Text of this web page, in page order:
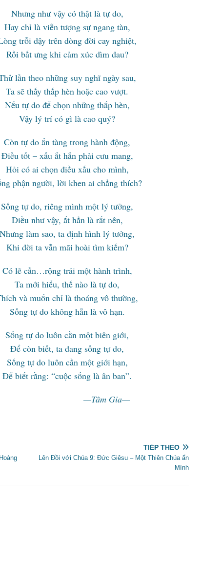
có thật là tự do,
tượng sự ngang tàn,
dòng đời cay nghiệt,
cảm xúc dìm đau?
suy nghĩ ngày sau,
hèn hoặc cao vượt.
những thấp hèn,
gì là cao quý?
trong hành động,
hẳn phải cưu mang,
điều xấu cho mình,
lời khen ai chẳng thích?
mình một lý tưởng,
ắt hẳn là rất nên,
ta định hình lý tưởng,
mãi hoài tìm kiếm?
trải một hành trình,
thế nào là tự do,
là thoáng vô thường,
hẳn là vô hạn.
cần một biên giới,
ta đang sống tự do,
cần một giới hạn,
sống là ân ban”.
Gia—
TIẾP THEO
Lên Đồi với Chúa 9: Đức Giêsu – Một Thiên Chúa ẩn
Mình